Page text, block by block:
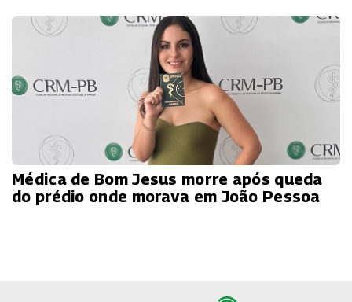
Médica de Bom Jesus morre após queda
do prédio onde morava em João Pessoa